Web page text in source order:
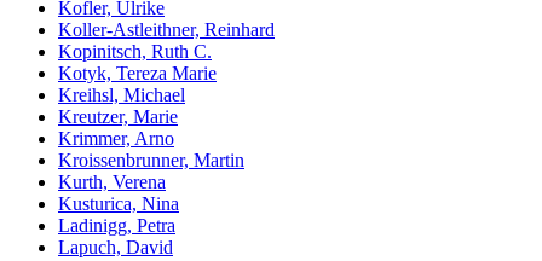
Kofler, Ulrike
Koller-Astleithner, Reinhard
Kopinitsch, Ruth C.
Kotyk, Tereza Marie
Kreihsl, Michael
Kreutzer, Marie
Krimmer, Arno
Kroissenbrunner, Martin
Kurth, Verena
Kusturica, Nina
Ladinigg, Petra
Lapuch, David